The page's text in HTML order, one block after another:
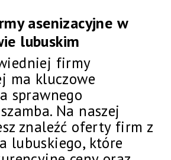
asenizacyjne w
lubuskim
firmy
ma kluczowe
sprawnego
Na naszej
znaleźć oferty firm z
lubuskiego, które